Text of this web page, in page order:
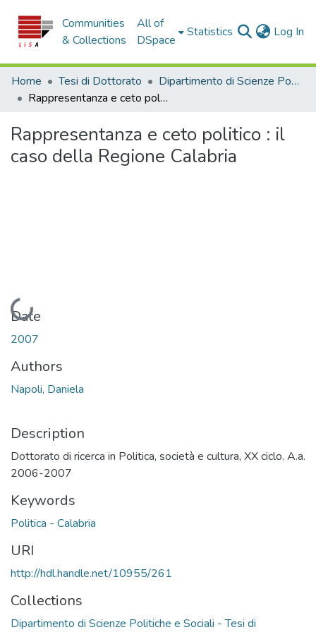
Communities
& Collections
All of
DSpace
Statistics Log In
Home Tesi di Dottorato
Dipartimento di Scienze Politiche e Sociali - Tesi di Dottorato
Rappresentanza e ceto politico : il caso della Regione Calabria
Rappresentanza e ceto politico : il
caso della Regione Calabria
Loading...
Date
2007
Authors
Napoli, Daniela
Description
Dottorato di ricerca in Politica, società e cultura, XX ciclo. A.a.
2006-2007
Keywords
Politica - Calabria
URI
http://hdl.handle.net/10955/261
Collections
Dipartimento di Scienze Politiche e Sociali - Tesi di